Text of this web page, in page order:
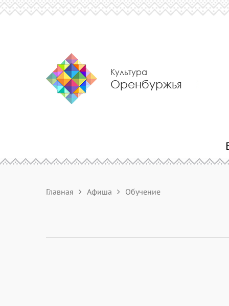
Культура
Оренбуржья
Главная Афиша Обучение